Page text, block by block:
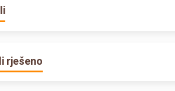
rješeno